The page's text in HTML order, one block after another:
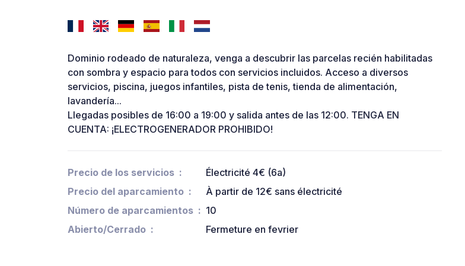
Dominio rodeado de naturaleza, venga a descubrir las parcelas recién habilitadas
con sombra y espacio para todos con servicios incluidos. Acceso a diversos
servicios, piscina, juegos infantiles, pista de tenis, tienda de alimentación,
lavandería...
Llegadas posibles de 16:00 a 19:00 y salida antes de las 12:00. TENGA EN
CUENTA: ¡ELECTROGENERADOR PROHIBIDO!
Precio de los servicios
Électricité 4€ (6a)
Precio del aparcamiento
À partir de 12€ sans électricité
Número de aparcamientos
10
Abierto/Cerrado
Fermeture en fevrier